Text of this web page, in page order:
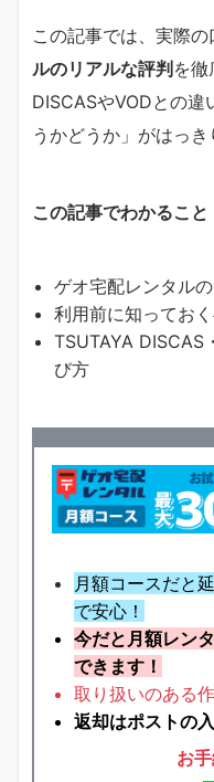
この記事では、実際
ルのリアルな評判を
DISCASやVODとの違
うかどうか」がはっ
この記事でわかること
ゲオ宅配レンタル
利用前に知ってお
TSUTAYA DISCAS
び方
月額コースだと
で安心！
今だと月額レン
できます！
取り扱いのある
返却はポストの
お